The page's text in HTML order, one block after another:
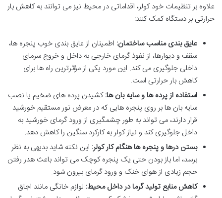
علاوه بر تنظیمات خود کولر، اقداماتی در محیط نیز می توانند به کاهش بار
حرارتی بر دستگاه کمک کنند:
عایق بندی مناسب ساختمان: اطمینان از عایق بندی خوب پنجره ها،
سقف و دیوارها، از نفوذ گرمای خارجی به داخل و خروج سرمای
داخلی جلوگیری می کند. این مورد یکی از مؤثرترین راه ها برای
کاهش بار حرارتی است.
استفاده از پرده ها و سایه بان ها:کشیدن پرده های ضخیم یا نصب
سایه بان ها بر روی پنجره هایی که در معرض نور مستقیم خورشید
قرار دارند، می تواند به طور چشمگیری از ورود گرمای خورشید به
داخل جلوگیری کند و نیاز کولر به کارکرد سنگین را کاهش دهد.
بستن درها و پنجره ها هنگام کار کولر: این نکته شاید بدیهی به نظر
برسد، اما باز بودن حتی یک پنجره کوچک می تواند باعث هدر رفتن
حجم زیادی از هوای خنک و ورود گرمای بیرون شود.
کاهش منابع تولید گرما در داخل محیط: لوازم خانگی مانند اجاق